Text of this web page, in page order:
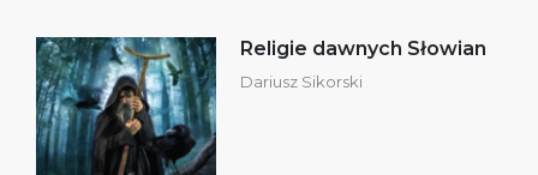
Religie dawnych Słowian
Dariusz Sikorski